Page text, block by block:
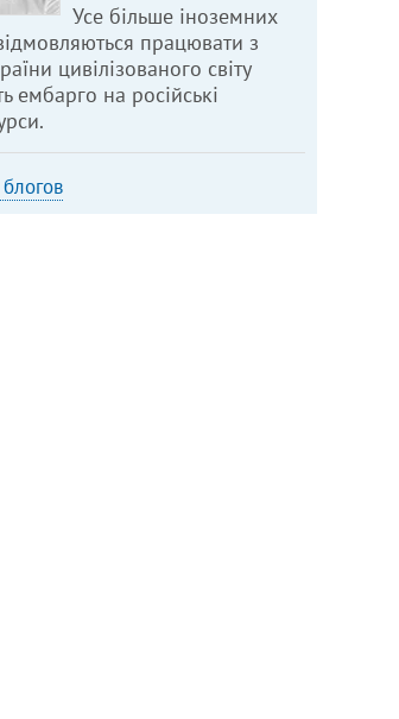
Усе більше іноземних
працювати з
цивілізованого світу
ембарго на російські